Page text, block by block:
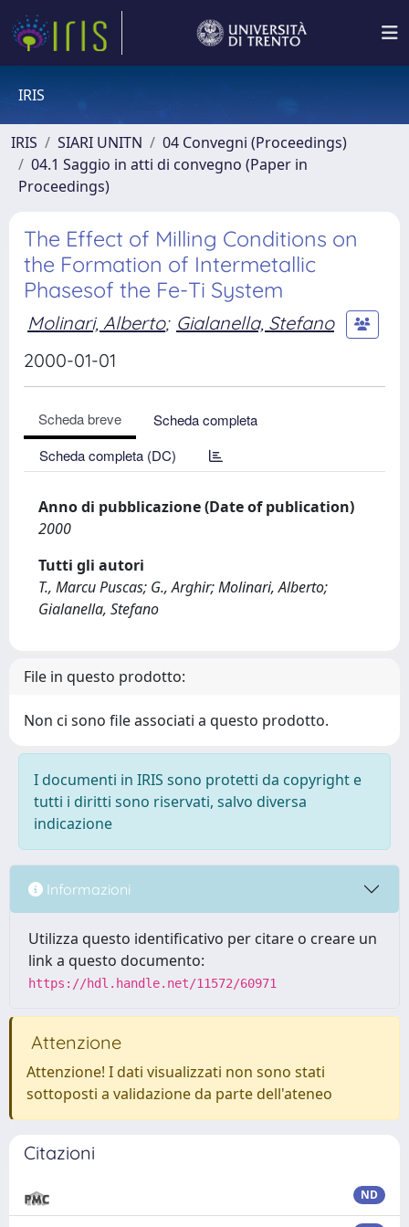
IRIS
IRIS SIARI UNITN
04 Convegni (Proceedings)
04.1 Saggio in atti di convegno (Paper in
Proceedings)
The Effect of Milling Conditions on
the Formation of Intermetallic
Phasesof the Fe-Ti System
Molinari, Alberto; Gialanella, Stefano
2000-01-01
Scheda breve
Scheda completa
Scheda completa (DC)
Anno di pubblicazione (Date of publication)
2000
Tutti gli autori
T., Marcu Puscas; G., Arghir; Molinari, Alberto;
Gialanella, Stefano
File in questo prodotto:
Non ci sono file associati a questo prodotto.
I documenti in IRIS sono protetti da copyright e
tutti i diritti sono riservati, salvo diversa
indicazione
Informazioni
Utilizza questo identificativo per citare o creare un
link a questo documento:
https://hdl.handle.net/11572/60971
Attenzione
Attenzione! I dati visualizzati non sono stati
sottoposti a validazione da parte dell'ateneo
Citazioni
ND